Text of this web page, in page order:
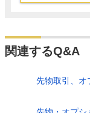
関連するQ&A
先物取引、オ